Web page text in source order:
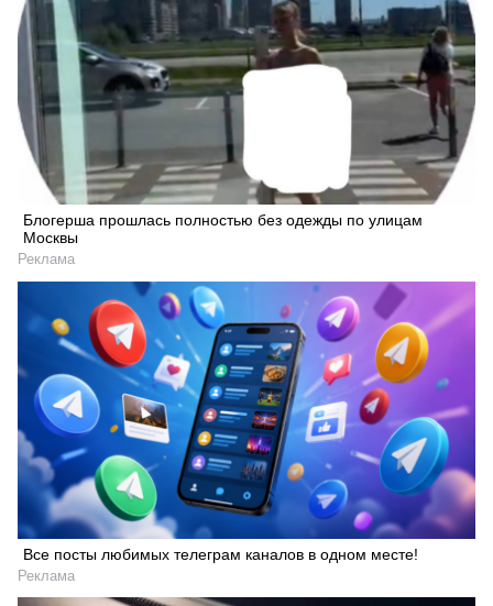
Блогерша прошлась полностью без одежды по улицам
Москвы
Реклама
Все посты любимых телеграм каналов в одном месте!
Реклама